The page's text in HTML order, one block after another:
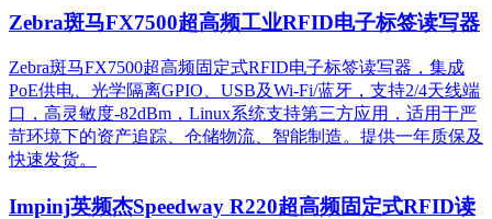
Zebra斑马FX7500超高频工业RFID电子标签读写器
Zebra斑马FX7500超高频固定式RFID电子标签读写器，集成
PoE供电、光学隔离GPIO、USB及Wi-Fi/蓝牙，支持2/4天线端
口，高灵敏度-82dBm，Linux系统支持第三方应用，适用于严
苛环境下的资产追踪、仓储物流、智能制造。提供一年质保及
快速发货。
Impinj英频杰Speedway R220超高频固定式RFID读